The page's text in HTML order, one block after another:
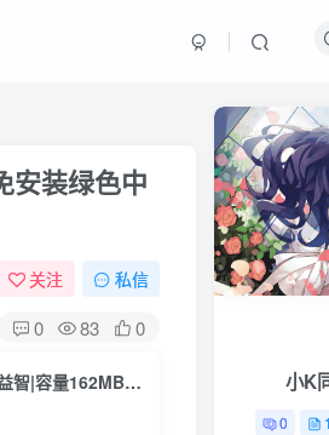
安装绿色中
关注 私信
0 83 0
战斗吧！勇者学院/Battle On! Hero Academy v1.1.28|休闲益智|容量162MB|免安装绿色中文版 小K
0